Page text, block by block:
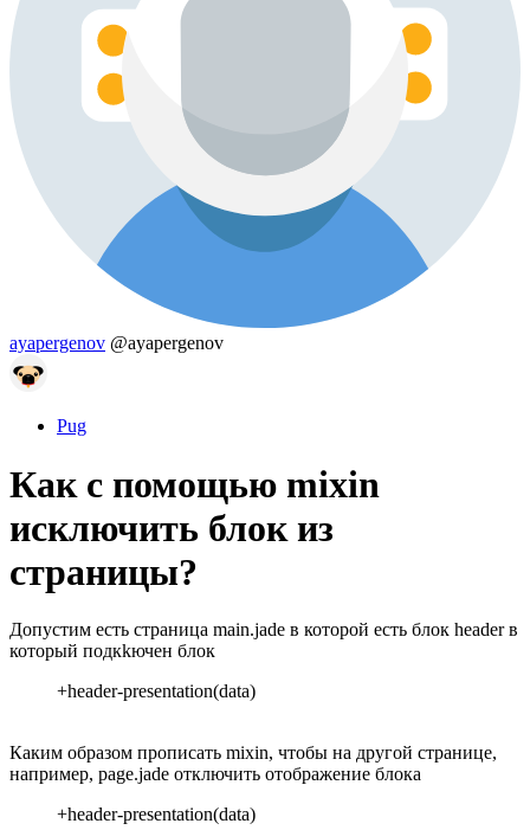
ayapergenov @ayapergenov
Pug
Как с помощью mixin
исключить блок из
страницы?
Допустим есть страница main.jade в которой есть блок header в
который подкkючен блок
+header-presentation(data)
Каким образом прописать mixin, чтобы на другой странице,
например, page.jade отключить отображение блока
+header-presentation(data)